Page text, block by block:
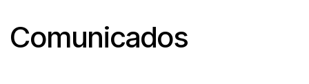
Comunicados